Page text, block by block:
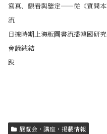
寫真、觀看與鑒定——從《質問本
流
日據時期上海版圖書流播韓國研
會議總結
跋
展覧会・講座・掲載情報